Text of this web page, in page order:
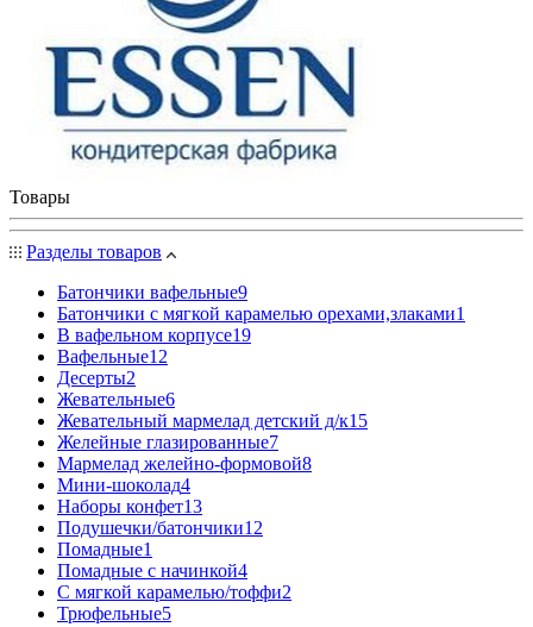
Товары
Разделы товаров
Батончики вафельные9
Батончики с мягкой карамелью орехами,злаками1
В вафельном корпусе19
Вафельные12
Десерты2
Жевательные6
Жевательный мармелад детский д/к15
Желейные глазированные7
Мармелад желейно-формовой8
Мини-шоколад4
Наборы конфет13
Подушечки/батончики12
Помадные1
Помадные с начинкой4
С мягкой карамелью/тоффи2
Трюфельные5